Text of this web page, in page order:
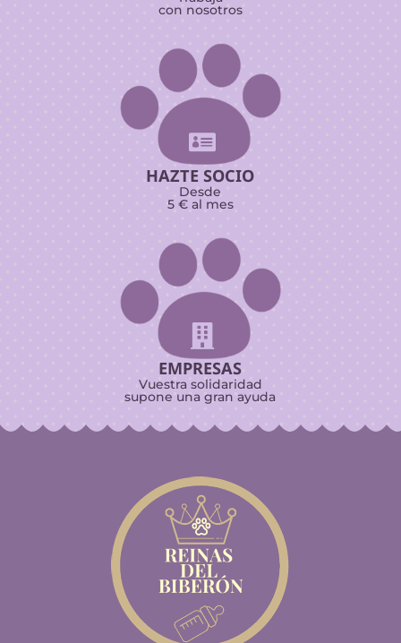
con nosotros

HAZTE SOCIO
Desde
5 € al mes

EMPRESAS
Vuestra solidaridad
supone una gran ayuda